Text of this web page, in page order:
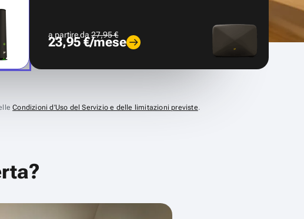
a partire da27,95 €
23,95 €/mese
Condizioni d’Uso del Servizio e delle limitazioni previste.